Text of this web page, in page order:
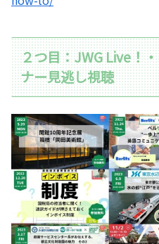
２つ目：JWG Live！
ナー見逃し視聴